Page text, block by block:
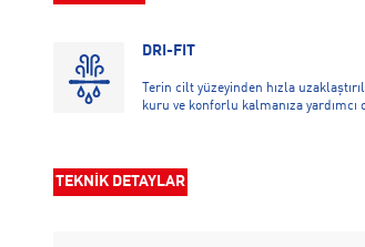
DRI-FIT
Terin cilt yüzeyinden hızla
kuru ve konforlu kalmanıza yardımcı
TEKNİK DETAYLAR